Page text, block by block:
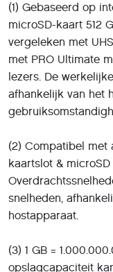
(1) Gebaseerd op
microSD-kaart 512
vergeleken met
met PRO Ultimate
lezers. De
afhankelijk van het
(2) Compatibel met
kaartslot &
snelheden,
hostapparaat.
(3) 1 GB =
opslagcapaciteit